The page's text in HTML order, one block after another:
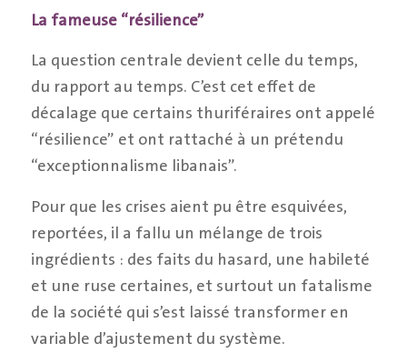
La fameuse“résilience”
La question centrale devient celle du temps,
du rapport au temps. C’est cet effet de
décalage que certains thuriféraires ont appelé
“résilience” et ont rattaché à un prétendu
“exceptionnalisme libanais”.
Pour que les crises aient pu être esquivées,
reportées, il a fallu un mélange de trois
ingrédients : des faits du hasard, une habileté
et une ruse certaines, et surtout un fatalisme
de la société qui s’est laissé transformer en
variable d’ajustement du système.